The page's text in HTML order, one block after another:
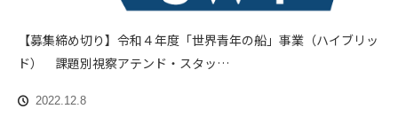
【募集締め切り】令和４年度「世界青年の船」事業（ハイブリッ
ド） 課題別視察アテンド・スタッ…
2022.12.8